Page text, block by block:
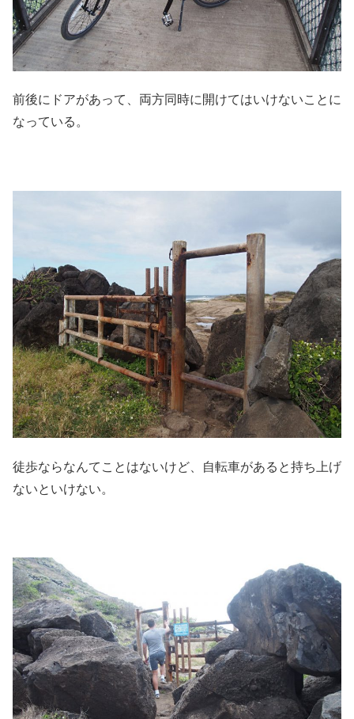
前後にドアがあって、両方同時に開けてはいけないことに
なっている。
徒歩ならなんてことはないけど、自転車があると持ち上げ
ないといけない。